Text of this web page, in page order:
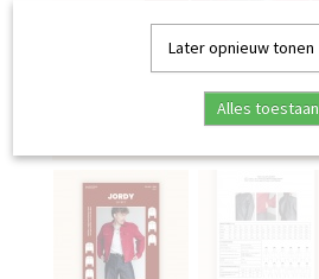
Later opnieuw tonen
Alles toestaan